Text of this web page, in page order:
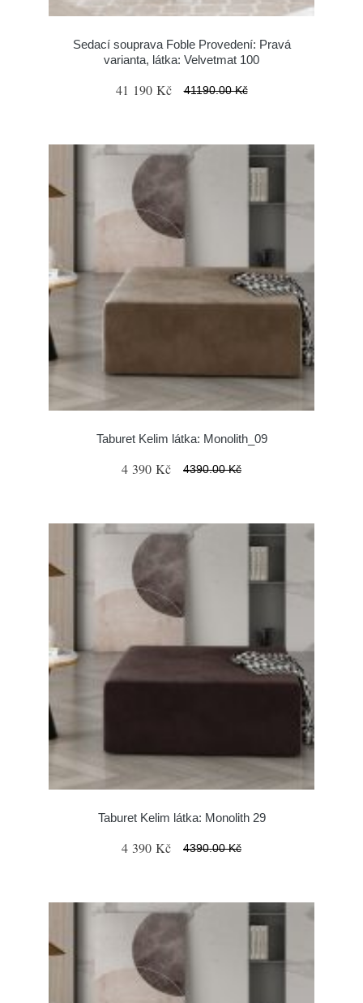
Sedací souprava Foble Provedení: Pravá
varianta, látka: Velvetmat 100
41 190 Kč 41190.00 Kč
Taburet Kelim látka: Monolith_09
4 390 Kč 4390.00 Kč
Taburet Kelim látka: Monolith 29
4 390 Kč 4390.00 Kč